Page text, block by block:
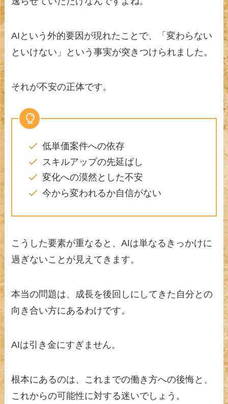
AIという外的要因が現れたことで、「変わらない
といけない」という事実が突きつけられました。
それが不安の正体です。
低単価案件への依存
スキルアップの先延ばし
変化への漠然とした不安
今から変われるか自信がない
こうした要素が重なると、AIは単なるきっかけに
過ぎないことが見えてきます。
本当の問題は、成長を後回しにしてきた自分との
向き合い方にあるわけです。
AIは引き金にすぎません。
根本にあるのは、これまでの働き方への後悔と、
これからの可能性に対する迷いでしょう。